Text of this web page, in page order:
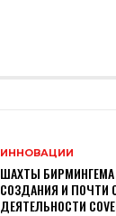
ИННОВАЦИИ
ШАХТЫ
СОЗДАНИЯ И ПОЧТИ
ДЕЯТЕЛЬНОСТИ